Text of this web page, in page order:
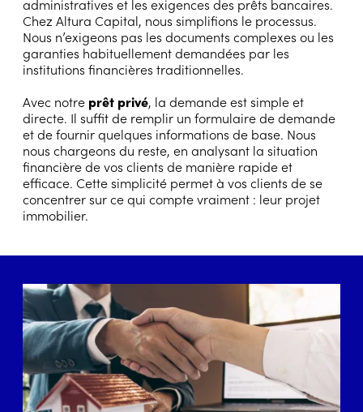
administratives et les exigences des prêts bancaires.
Chez Altura Capital, nous simplifions le processus.
Nous n’exigeons pas les documents complexes ou les
garanties habituellement demandées par les
institutions financières traditionnelles.
Avec notre prêt privé, la demande est simple et
directe. Il suffit de remplir un formulaire de demande
et de fournir quelques informations de base. Nous
nous chargeons du reste, en analysant la situation
financière de vos clients de manière rapide et
efficace. Cette simplicité permet à vos clients de se
concentrer sur ce qui compte vraiment : leur projet
immobilier.